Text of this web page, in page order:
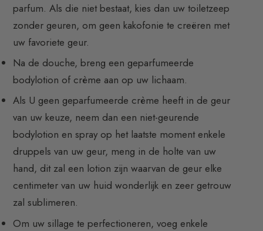
parfum. Als die niet bestaat, kies dan uw toiletzeep
zonder geuren, om geen kakofonie te creëren met
uw favoriete geur.
Na de douche, breng een geparfumeerde
bodylotion of crème aan op uw lichaam.
Als U geen geparfumeerde crème heeft in de geur
van uw keuze, neem dan een niet-geurende
bodylotion en spray op het laatste moment enkele
druppels van uw geur, meng in de holte van uw
hand, dit zal een lotion zijn waarvan de geur elke
centimeter van uw huid wonderlijk en zeer getrouw
zal sublimeren.
Om uw sillage te perfectioneren, voeg enkele